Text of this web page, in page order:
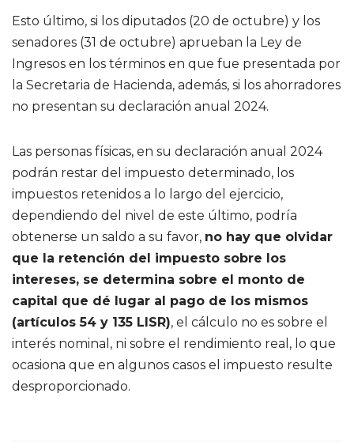
Esto último, si los diputados (20 de octubre) y los
senadores (31 de octubre) aprueban la Ley de
Ingresos en los términos en que fue presentada por
la Secretaria de Hacienda, además, si los ahorradores
no presentan su declaración anual 2024.
Las personas físicas, en su declaración anual 2024
podrán restar del impuesto determinado, los
impuestos retenidos a lo largo del ejercicio,
dependiendo del nivel de este último, podría
obtenerse un saldo a su favor, no hay que olvidar
que la retención del impuesto sobre los
intereses, se determina sobre el monto de
capital que dé lugar al pago de los mismos
(artículos 54 y 135 LISR), el cálculo no es sobre el
interés nominal, ni sobre el rendimiento real, lo que
ocasiona que en algunos casos el impuesto resulte
desproporcionado.